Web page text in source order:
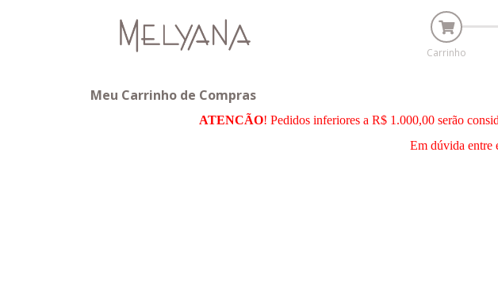
Carrinho
Meu Carrinho de Compras
ATENCÃO! Pedidos inferiores a R$ 1.000,00 serão
Em dúvida entre